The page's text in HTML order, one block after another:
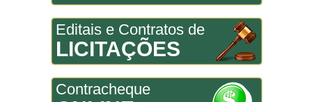
Editais e Contratos de
LICITAÇÕES
Contracheque